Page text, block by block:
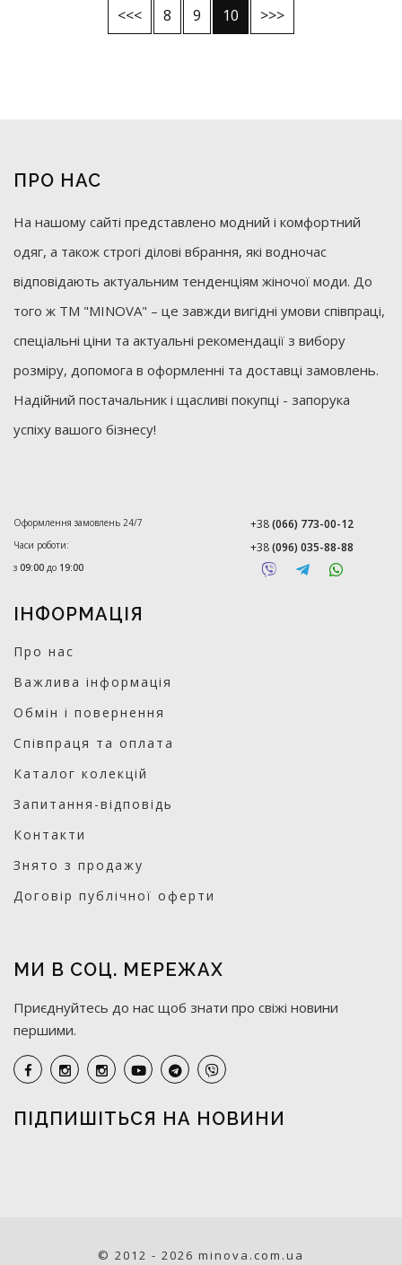
<<< 8 9 10 >>>
ПРО НАС
На нашому сайті представлено модний і комфортний
одяг, а також строгі ділові вбрання, які водночас
відповідають актуальним тенденціям жіночої моди. До
того ж ТМ "MINOVA" – це завжди вигідні умови співпраці,
спеціальні ціни та актуальні рекомендації з вибору
розміру, допомога в оформленні та доставці замовлень.
Надійний постачальник і щасливі покупці - запорука
успіху вашого бізнесу!
Оформлення замовлень 24/7
Часи роботи:
з 09:00 до 19:00
+38(066) 773-00-12
+38(096) 035-88-88
ІНФОРМАЦІЯ
Про нас
Важлива інформація
Обмін і повернення
Співпраця та оплата
Каталог колекцій
Запитання-відповідь
Контакти
Знято з продажу
Договір публічної оферти
МИ В СОЦ. МЕРЕЖАХ
Приєднуйтесь до нас щоб знати про свіжі новини
першими.
ПІДПИШІТЬСЯ НА НОВИНИ
© 2012 - 2026 minova.com.ua